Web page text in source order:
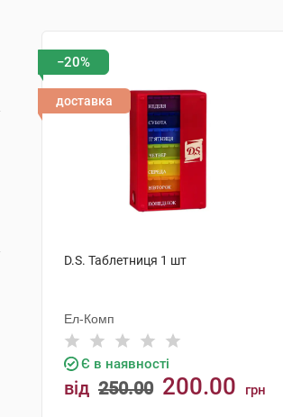
−20%
доставка
D.S. Таблетниця 1 шт
Ел-Комп
Є в наявності
від 250.00 200.00 грн